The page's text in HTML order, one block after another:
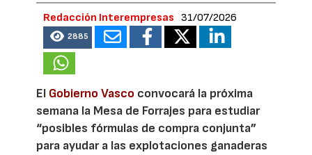
Redacción Interempresas 31/07/2026
2885
El Gobierno Vasco convocará la próxima
semana la Mesa de Forrajes para estudiar
“posibles fórmulas de compra conjunta”
para ayudar a las explotaciones ganaderas